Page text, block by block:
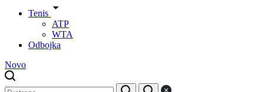
Tenis
ATP
WTA
Odbojka
Novo